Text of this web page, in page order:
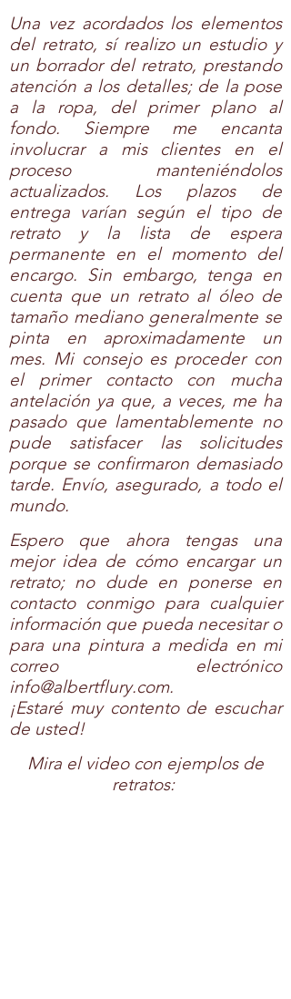
Una vez acordados los elementos
del retrato, sí realizo un estudio y
un borrador del retrato, prestando
atención a los detalles; de la pose
a la ropa, del primer plano al
fondo. Siempre me encanta
involucrar a mis clientes en el
proceso manteniéndolos
actualizados. Los plazos de
entrega varían según el tipo de
retrato y la lista de espera
permanente en el momento del
encargo. Sin embargo, tenga en
cuenta que un retrato al óleo de
tamaño mediano generalmente se
pinta en aproximadamente un
mes. Mi consejo es proceder con
el primer contacto con mucha
antelación ya que, a veces, me ha
pasado que lamentablemente no
pude satisfacer las solicitudes
porque se confirmaron demasiado
tarde. Envío, asegurado, a todo el
mundo. ​
Espero que ahora tengas una
mejor idea de cómo encargar un
retrato; no dude en ponerse en
contacto conmigo para cualquier
información que pueda necesitar o
para una pintura a medida en mi
correo electrónico
info@albertflury.com.
¡Estaré muy contento de escuchar
de usted! ​
Mira el video con ejemplos de
retratos: ​